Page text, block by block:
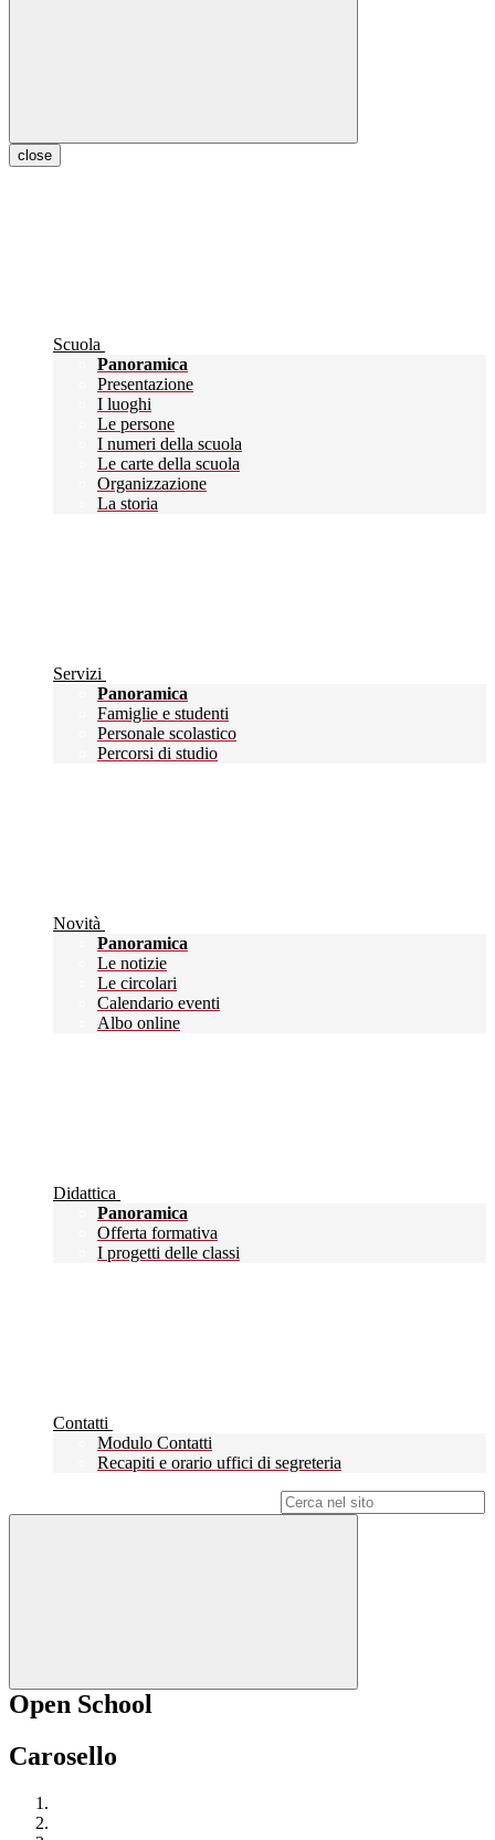
close
Scuola
Panoramica
Presentazione
I luoghi
Le persone
I numeri della scuola
Le carte della scuola
Organizzazione
La storia
Servizi
Panoramica
Famiglie e studenti
Personale scolastico
Percorsi di studio
Novità
Panoramica
Le notizie
Le circolari
Calendario eventi
Albo online
Didattica
Panoramica
Offerta formativa
I progetti delle classi
Contatti
Modulo Contatti
Recapiti e orario uffici di segreteria
Open School
Carosello